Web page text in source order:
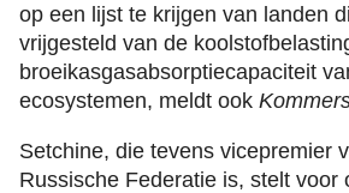
op een lijst te krijgen van landen
vrijgesteld van de
broeikasgasabsorptiecapaciteit
ecosystemen, meldt ook
Setchine, die tevens vicepremier
Russische Federatie is, stelt voor